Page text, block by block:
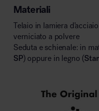
Materiali
Telaio in lamiera
verniciato a polvere
Seduta e schienale: in
SP) oppure in legno (